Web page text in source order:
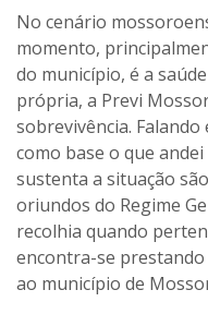
No cenário
momento,
do município, é a
própria, a Previ
sobrevivência.
como base o que
sustenta a situação
oriundos do Regime
recolhia quando
encontra-se
ao município de